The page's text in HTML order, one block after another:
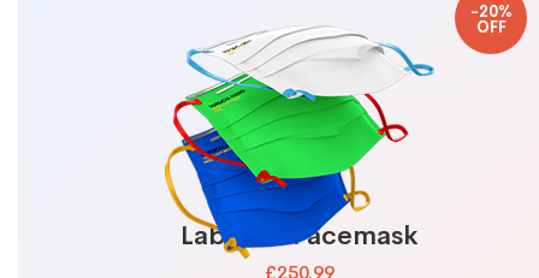
-20%
OFF
Lab N95 Facemask
£250.99